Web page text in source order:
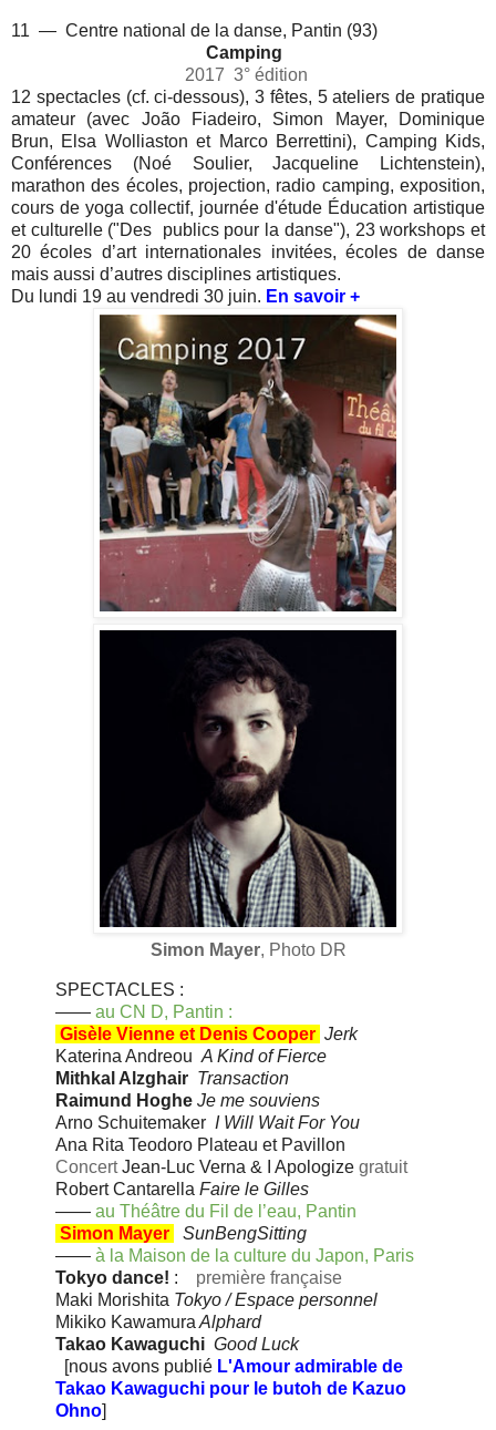
11 — Centre national de la danse, Pantin (93)
Camping
2017 3° édition
12 spectacles (cf. ci-dessous), 3 fêtes, 5 ateliers de pratique
amateur (avec João Fiadeiro, Simon Mayer, Dominique
Brun, Elsa Wolliaston et Marco Berrettini), Camping Kids,
Conférences (Noé Soulier, Jacqueline Lichtenstein),
marathon des écoles, projection, radio camping, exposition,
cours de yoga collectif, journée d'étude Éducation artistique
et culturelle ("Des publics pour la danse"), 23 workshops et
20 écoles d’art internationales invitées, écoles de danse
mais aussi d’autres disciplines artistiques.
Du lundi 19 au vendredi 30 juin. En savoir +
Simon Mayer, Photo DR
SPECTACLES :
—— au CN D, Pantin :
Gisèle Vienne et Denis Cooper Jerk
Katerina Andreou A Kind of Fierce
Mithkal Alzghair Transaction
Raimund Hoghe Je me souviens
Arno Schuitemaker I Will Wait For You
Ana Rita Teodoro Plateau et Pavillon
ConcertJean-Luc Verna & I Apologize gratuit
Robert Cantarella Faire le Gilles
—— au Théâtre du Fil de l’eau, Pantin
Simon Mayer
SunBengSitting
—— à la Maison de la culture du Japon, Paris
Tokyo dance! : première française
Maki Morishita Tokyo / Espace personnel
Mikiko Kawamura Alphard
Takao Kawaguchi Good Luck
[nous avons publié L'Amour admirable de
Takao Kawaguchi pour le butoh de Kazuo
Ohno]